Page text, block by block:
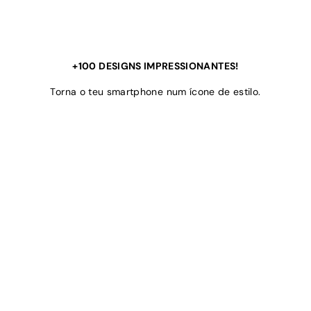
+100 DESIGNS IMPRESSIONANTES!
Torna o teu smartphone num ícone de estilo.